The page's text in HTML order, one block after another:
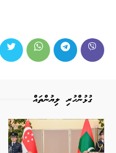
ގުޅުންހުރި ލިޔުންތައް